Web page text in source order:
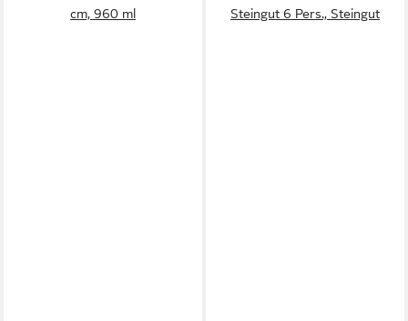
cm, 960 ml
Steingut 6 Pers., Steingut